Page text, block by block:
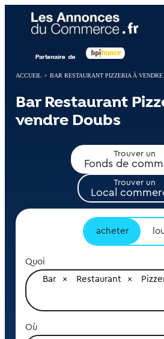
ACCUEIL > BAR RESTAURANT PIZZERIA À VENDRE
Bar Restaurant
vendre Doubs
Trouver un
Fonds de
Trouver un
Local
acheter
Quoi
Bar
Restaurant
Où
Panneau de gestion des cookies